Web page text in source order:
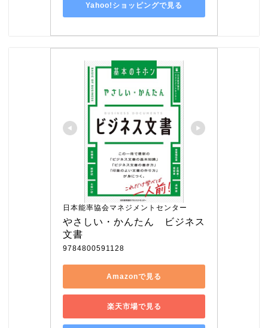
Yahoo!ショッピングで見る
日本能率協会マネジメントセンター
やさしい・かんたん　ビジネス
文書
9784800591128
Amazonで見る
楽天市場で見る